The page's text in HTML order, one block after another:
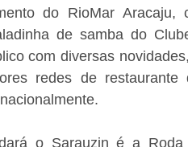
do RioMar
de samba do
com diversas
redes de
o Sarauzin é a